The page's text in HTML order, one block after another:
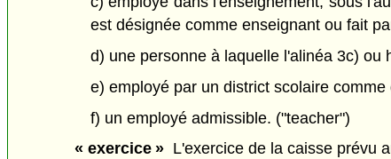
est désignée comme enseignant ou fait
d) une personne à laquelle l'alinéa 3c) ou
e) employé par un district scolaire
f) un employé admissible. ("teacher")
« exercice » L'exercice de la caisse prévu